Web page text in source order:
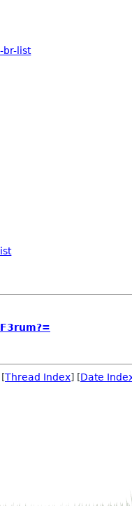
br-list
Thread Index] [Date